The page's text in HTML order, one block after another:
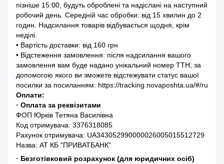
пізніше 15:00, будуть оброблені та надіслані на наступний
робочий день. Середній час обробки: від 15 хвилин до 2
годин. Надсилання товарів відбувається щодня, крім
неділі.
• Вартість доставки: від 160 грн
• Відстеження замовлення: після надсилання вашого
замовлення вам буде надано унікальний номер ТТН, за
допомогою якого ви зможете відстежувати статус вашої
посилки за посиланням: https://tracking.novaposhta.ua/#/ru
Оплати:
· Оплата за реквізитами
ФОП Юрків Тетяна Василівна
Код отримувача: 3376318085
Рахунок отримувача: UA343052990000026005015512729
Назва: АТ КБ "ПРИВАТБАНК"
· Безготівковий розрахунок (для юридичних осіб)